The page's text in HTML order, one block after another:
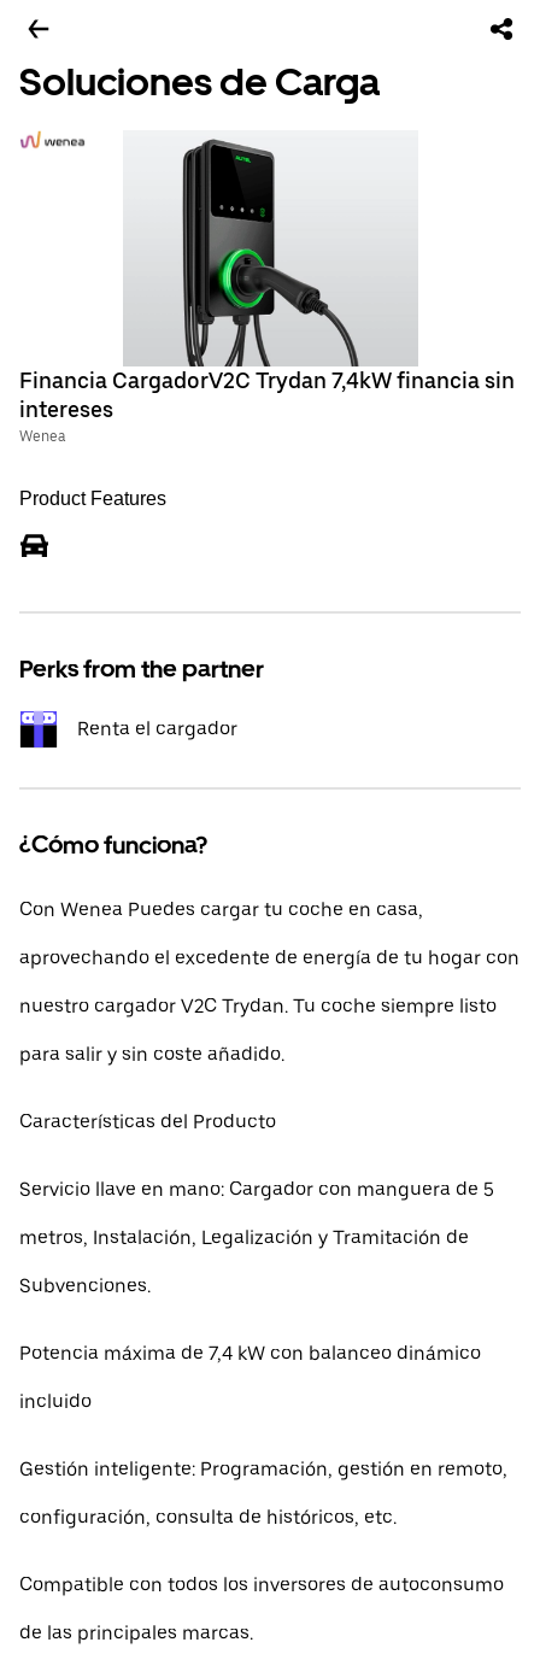
Soluciones de Carga
Financia CargadorV2C Trydan 7,4kW financia sin
intereses
Wenea
Product Features
Perks from the partner
Renta el cargador
¿Cómo funciona?
Con Wenea Puedes cargar tu coche en casa,
aprovechando el excedente de energía de tu hogar con
nuestro cargador V2C Trydan. Tu coche siempre listo
para salir y sin coste añadido.
Características del Producto
Servicio llave en mano: Cargador con manguera de 5
metros, Instalación, Legalización y Tramitación de
Subvenciones.
Potencia máxima de 7,4 kW con balanceo dinámico
incluido
Gestión inteligente: Programación, gestión en remoto,
configuración, consulta de históricos, etc.
Compatible con todos los inversores de autoconsumo
de las principales marcas.